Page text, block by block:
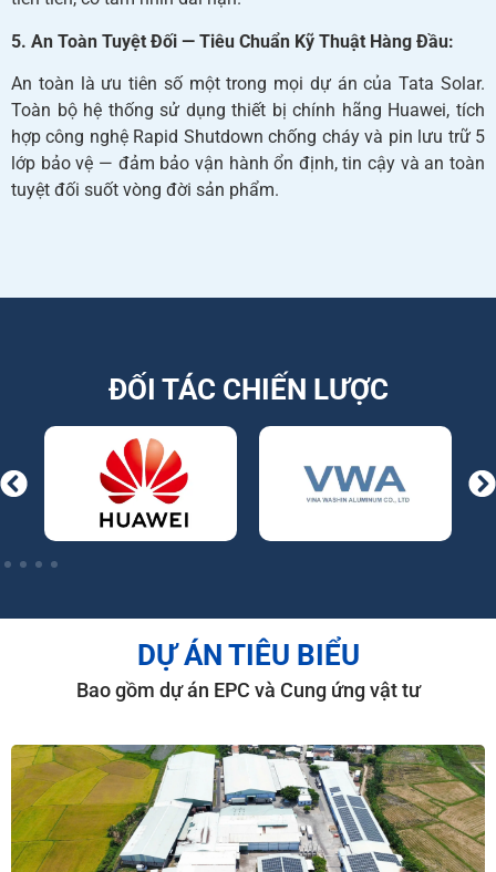
5. An Toàn Tuyệt Đối — Tiêu Chuẩn Kỹ Thuật Hàng Đầu:
An toàn là ưu tiên số một trong mọi dự án của Tata Solar.
Toàn bộ hệ thống sử dụng thiết bị chính hãng Huawei, tích
hợp công nghệ Rapid Shutdown chống cháy và pin lưu trữ 5
lớp bảo vệ — đảm bảo vận hành ổn định, tin cậy và an toàn
tuyệt đối suốt vòng đời sản phẩm.
ĐỐI TÁC CHIẾN LƯỢC
DỰ ÁN TIÊU BIỂU
Bao gồm dự án EPC và Cung ứng vật tư